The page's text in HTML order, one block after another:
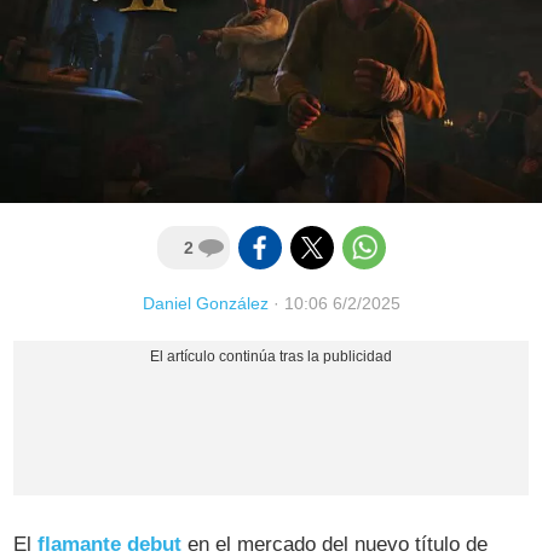
2
Daniel González· 10:06 6/2/2025
Elflamante debut en el mercado del nuevo título de